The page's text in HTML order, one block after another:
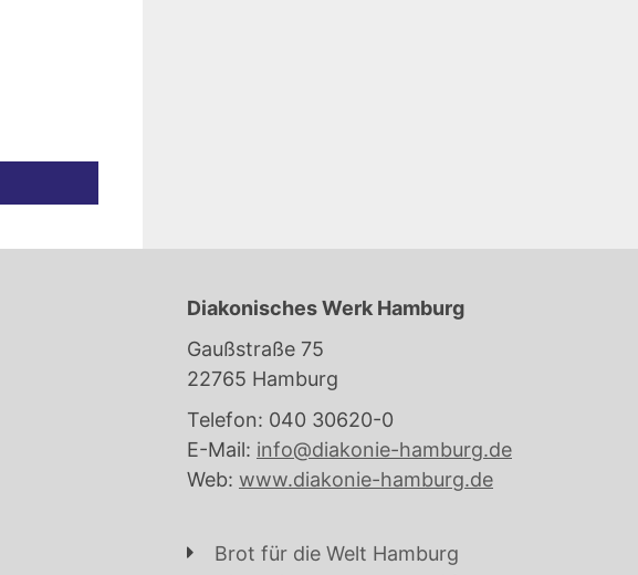
Diakonisches Werk Hamburg
Gaußstraße 75
22765 Hamburg
Telefon: 040 30620-0
E-Mail: info@diakonie-hamburg.de
Web: www.diakonie-hamburg.de
Brot für die Welt Hamburg